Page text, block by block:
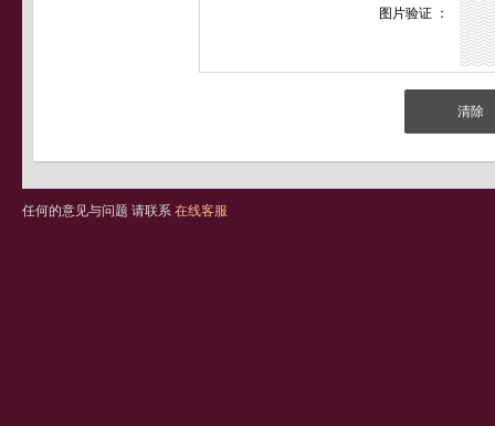
图片验证 ：
任何的意见与问题 请联系 在线客服